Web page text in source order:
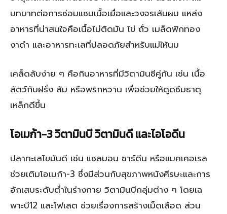
บทบาทต่อการซ่อมแซมเนื้อเยื่อและวงจรเส้นผม แหล่ง
อาหารที่น่าสนใจคือเนื้อไม่ติดมัน ไข่ ถั่ว เมล็ดฟักทอง
งาดำ และอาหารทะเลที่ปลอดภัยสำหรับแม่ให้นม
เคล็ดลับง่าย ๆ คือกินอาหารที่มีวิตามินซีคู่กัน เช่น เนื้อ
สัตว์กับฝรั่ง ส้ม หรือพริกหวาน เพื่อช่วยให้ดูดซึมธาตุ
เหล็กดีขึ้น
โอเมก้า-3 วิตามินบี วิตามินดี และไอโอดีน
ปลาทะเลไขมันดี เช่น แซลมอน ซาร์ดีน หรือแมคเคอเรล
ช่วยเติมโอเมก้า-3 ซึ่งมีส่วนกับสุขภาพหนังศีรษะและการ
อักเสบระดับต่ำในร่างกาย วิตามินบีกลุ่มต่าง ๆ โดยเฉ
พาะบี12 และโฟเลต ช่วยเรื่องการสร้างเม็ดเลือด ส่วน